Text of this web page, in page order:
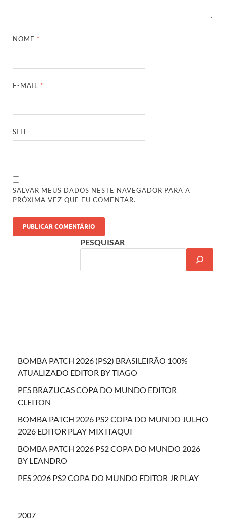
NOME *
E-MAIL *
SITE
SALVAR MEUS DADOS NESTE NAVEGADOR PARA A
PRÓXIMA VEZ QUE EU COMENTAR.
PESQUISAR
BOMBA PATCH 2026 (PS2) BRASILEIRÃO 100%
ATUALIZADO EDITOR BY TIAGO
PES BRAZUCAS COPA DO MUNDO EDITOR
CLEITON
BOMBA PATCH 2026 PS2 COPA DO MUNDO JULHO
2026 EDITOR PLAY MIX ITAQUI
BOMBA PATCH 2026 PS2 COPA DO MUNDO 2026
BY LEANDRO
PES 2026 PS2 COPA DO MUNDO EDITOR JR PLAY
2007